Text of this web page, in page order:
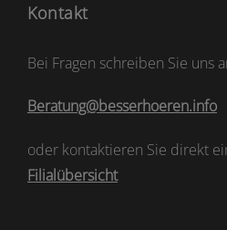
Kontakt
Bei Fragen schreiben Sie uns
Beratung@besserhoeren.info
oder kontaktieren Sie direkt
Filialübersicht